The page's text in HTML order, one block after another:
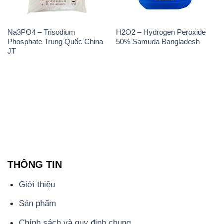
Chính sách và quy định chung
Tin tức
Liên hệ